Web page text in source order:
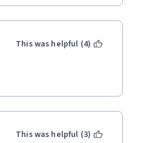
This was helpful (4)
This was helpful (3)